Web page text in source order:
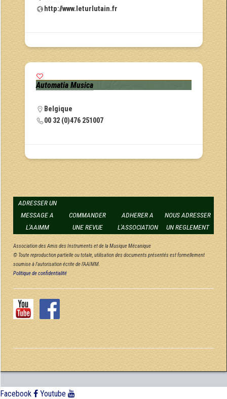
http://www.leturlutain.fr
Automatia Musica
Belgique
00 32 (0)476 251007
ADRESSER UN
MESSAGE A
L'AAIMM
COMMANDER
UNE REVUE
ADHERER A
L'ASSOCIATION
NOUS ADRESSER
UN REGLEMENT
Association des Amis des Instruments et de la Musique Mécanique
© Toute reproduction partielle ou totale, utilisation des documents présentés est formellement
soumise à l'autorisation écrite de l'AAIMM.
Politique de confidentialité
Facebook Youtube